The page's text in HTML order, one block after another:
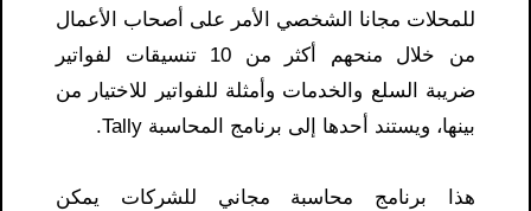
للمحلات مجانا​ الشخصي الأمر على أصحاب الأعمال
من خلال منحهم أكثر من 10 تنسيقات لفواتير
ضريبة السلع والخدمات وأمثلة للفواتير للاختيار من
بينها، ويستند أحدها إلى برنامج المحاسبة Tally.
هذا برنامج محاسبة مجاني للشركات يمكن